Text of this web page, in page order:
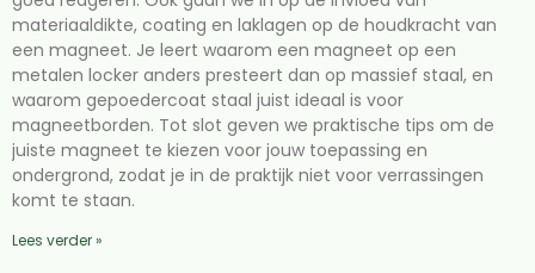
materiaaldikte, coating en laklagen op de houdkracht van
een magneet. Je leert waarom een magneet op een
metalen locker anders presteert dan op massief staal, en
waarom gepoedercoat staal juist ideaal is voor
magneetborden. Tot slot geven we praktische tips om de
juiste magneet te kiezen voor jouw toepassing en
ondergrond, zodat je in de praktijk niet voor verrassingen
komt te staan.
Lees verder »